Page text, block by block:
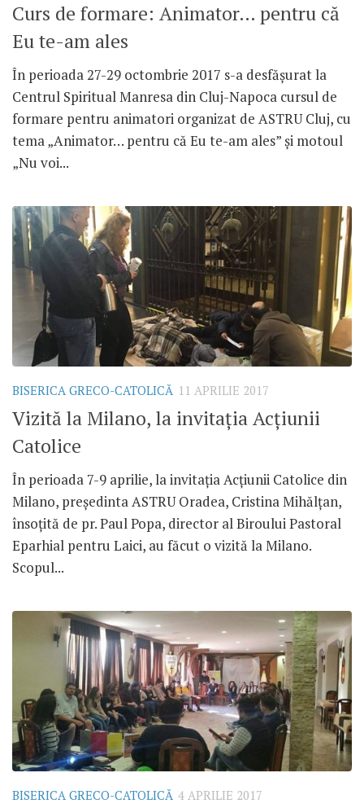
Curs de formare: Animator… pentru că
Eu te-am ales
În perioada 27-29 octombrie 2017 s-a desfășurat la
Centrul Spiritual Manresa din Cluj-Napoca cursul de
formare pentru animatori organizat de ASTRU Cluj, cu
tema „Animator… pentru că Eu te-am ales” și motoul
„Nu voi...
BISERICA GRECO-CATOLICĂ 11 APRILIE 2017
Vizită la Milano, la invitația Acțiunii
Catolice
În perioada 7-9 aprilie, la invitația Acțiunii Catolice din
Milano, președinta ASTRU Oradea, Cristina Mihălțan,
însoțită de pr. Paul Popa, director al Biroului Pastoral
Eparhial pentru Laici, au făcut o vizită la Milano.
Scopul...
BISERICA GRECO-CATOLICĂ 4 APRILIE 2017